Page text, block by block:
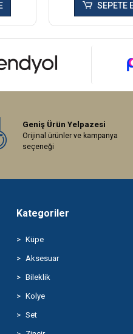
SEPETE
Geniş Ürün Yelpazesi
Orijinal ürünler ve kampanya
seçeneği
Kategoriler
Küpe
Aksesuar
Bileklik
Kolye
Set